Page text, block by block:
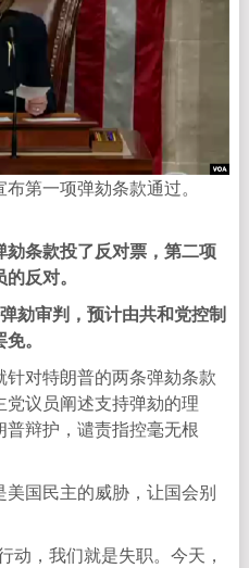
第一项弹劾条款通过。
条款投了反对票，第二项
反对。
劾审判，预计由共和党控制
。
对特朗普的两条弹劾条款
议员阐述支持弹劾的理
辩护，谴责指控毫无根
国民主的威胁，让国会别
动，我们就是失职。今天，